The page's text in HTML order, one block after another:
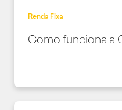
Renda Fixa
Como funciona a